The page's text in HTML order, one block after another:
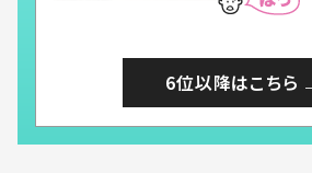
6位以降はこちら